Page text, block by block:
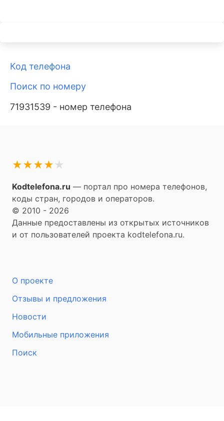
Код телефона
Поиск по номеру
71931539 - номер телефона
★
★
★
★
★
Kodtelefona.ru — портал про номера телефонов,
коды стран, городов и операторов.
© 2010 - 2026
Данные предоставлены из открытых источников
и от пользователей проекта kodtelefona.ru.
О проекте
Отзывы и предложения
Новости
Мобильные приложения
Поиск